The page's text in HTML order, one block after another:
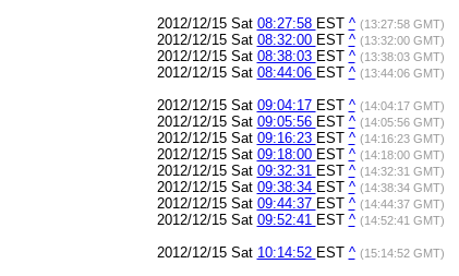
2012/12/15 Sat 08:27:58 EST ^ (13:27:58 GMT)
2012/12/15 Sat 08:32:00 EST ^ (13:32:00 GMT)
2012/12/15 Sat 08:38:03 EST ^ (13:38:03 GMT)
2012/12/15 Sat 08:44:06 EST ^ (13:44:06 GMT)
2012/12/15 Sat 09:04:17 EST ^ (14:04:17 GMT)
2012/12/15 Sat 09:05:56 EST ^ (14:05:56 GMT)
2012/12/15 Sat 09:16:23 EST ^ (14:16:23 GMT)
2012/12/15 Sat 09:18:00 EST ^ (14:18:00 GMT)
2012/12/15 Sat 09:32:31 EST ^ (14:32:31 GMT)
2012/12/15 Sat 09:38:34 EST ^ (14:38:34 GMT)
2012/12/15 Sat 09:44:37 EST ^ (14:44:37 GMT)
2012/12/15 Sat 09:52:41 EST ^ (14:52:41 GMT)
2012/12/15 Sat 10:14:52 EST ^ (15:14:52 GMT)